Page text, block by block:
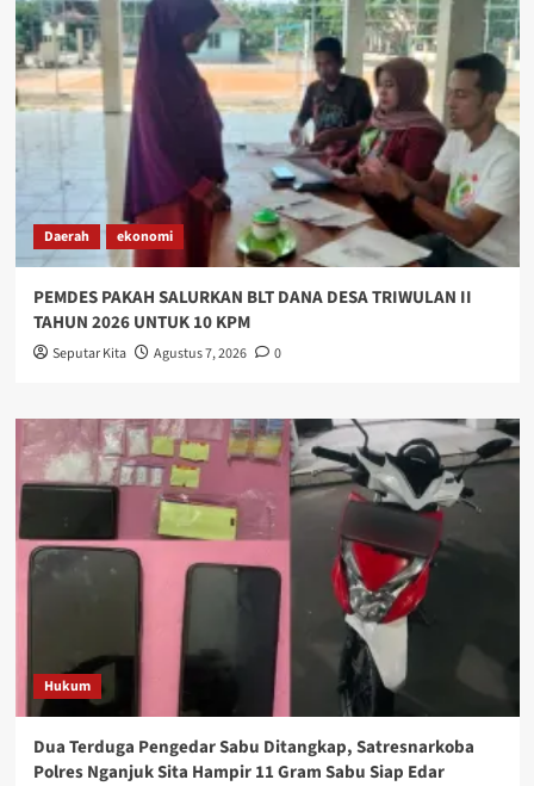
Daerah ekonomi
PEMDES PAKAH SALURKAN BLT DANA DESA TRIWULAN II
TAHUN 2026 UNTUK 10 KPM
Seputar Kita Agustus 7, 2026 0
Hukum
Dua Terduga Pengedar Sabu Ditangkap, Satresnarkoba
Polres Nganjuk Sita Hampir 11 Gram Sabu Siap Edar